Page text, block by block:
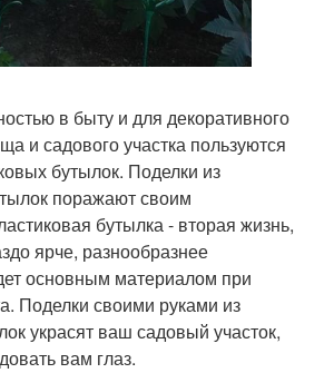
в быту и для декоративного
и садового участка пользуются
бутылок. Поделки из
поражают своим
бутылка - вторая жизнь,
ярче, разнообразнее
основным материалом при
Поделки своими руками из
украсят ваш садовый участок,
вам глаз.